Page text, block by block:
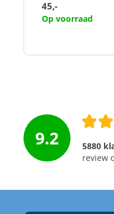
45,-
Op voorraad
9.2 5880
review